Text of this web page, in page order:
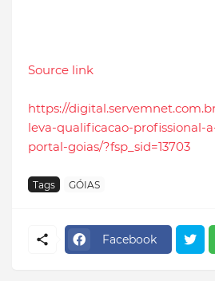
Source link
https://
leva-qualificacao-profissional-
portal-goias/?fsp_sid=13703
Tags GÓIAS
Facebook